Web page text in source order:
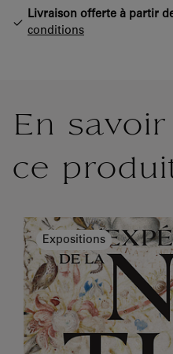
Livraison offerte à partir
conditions
En
ce
Expositions